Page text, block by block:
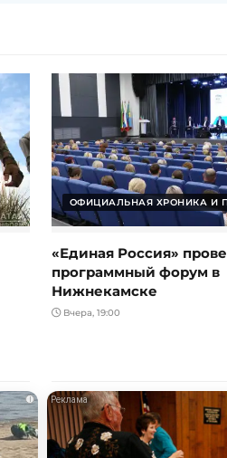
ОФИЦИАЛЬНАЯ ХРОНИКА И
«Единая Россия»
программный форум в
Нижнекамске
Вчера, 19:00
i